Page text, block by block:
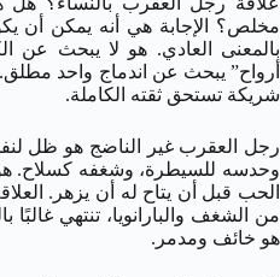
مخلص؟ الإجابة هي أنه يمكن أن
بالمعنى العادي. هو لا يبحث عن
أرواح” يبحث عن اندماج واحد مطلق.
شريكة تستحق ثقته الكاملة.
رجل العقرب غير الناضج هو ظل
وحدسه للسيطرة، وشغفه كسلاح.
الحب قبل أن يتاح له أن يزهر.
من الشغف والبارانويا، تنتهي
هو خائف ومدمر.